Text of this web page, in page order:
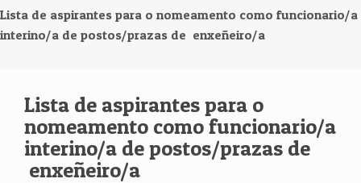
Lista de aspirantes para o nomeamento como funcionario/a
interino/a de postos/prazas de enxeñeiro/a
Lista de aspirantes para o
nomeamento como funcionario/a
interino/a de postos/prazas de
enxeñeiro/a